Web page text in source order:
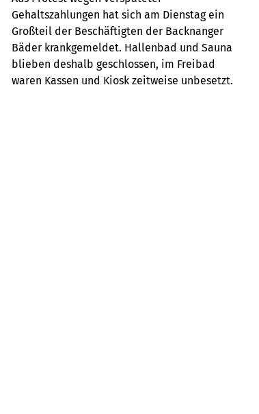
Gehaltszahlungen hat sich am Dienstag ein
Großteil der Beschäftigten der Backnanger
Bäder krankgemeldet. Hallenbad und Sauna
blieben deshalb geschlossen, im Freibad
waren Kassen und Kiosk zeitweise unbesetzt.